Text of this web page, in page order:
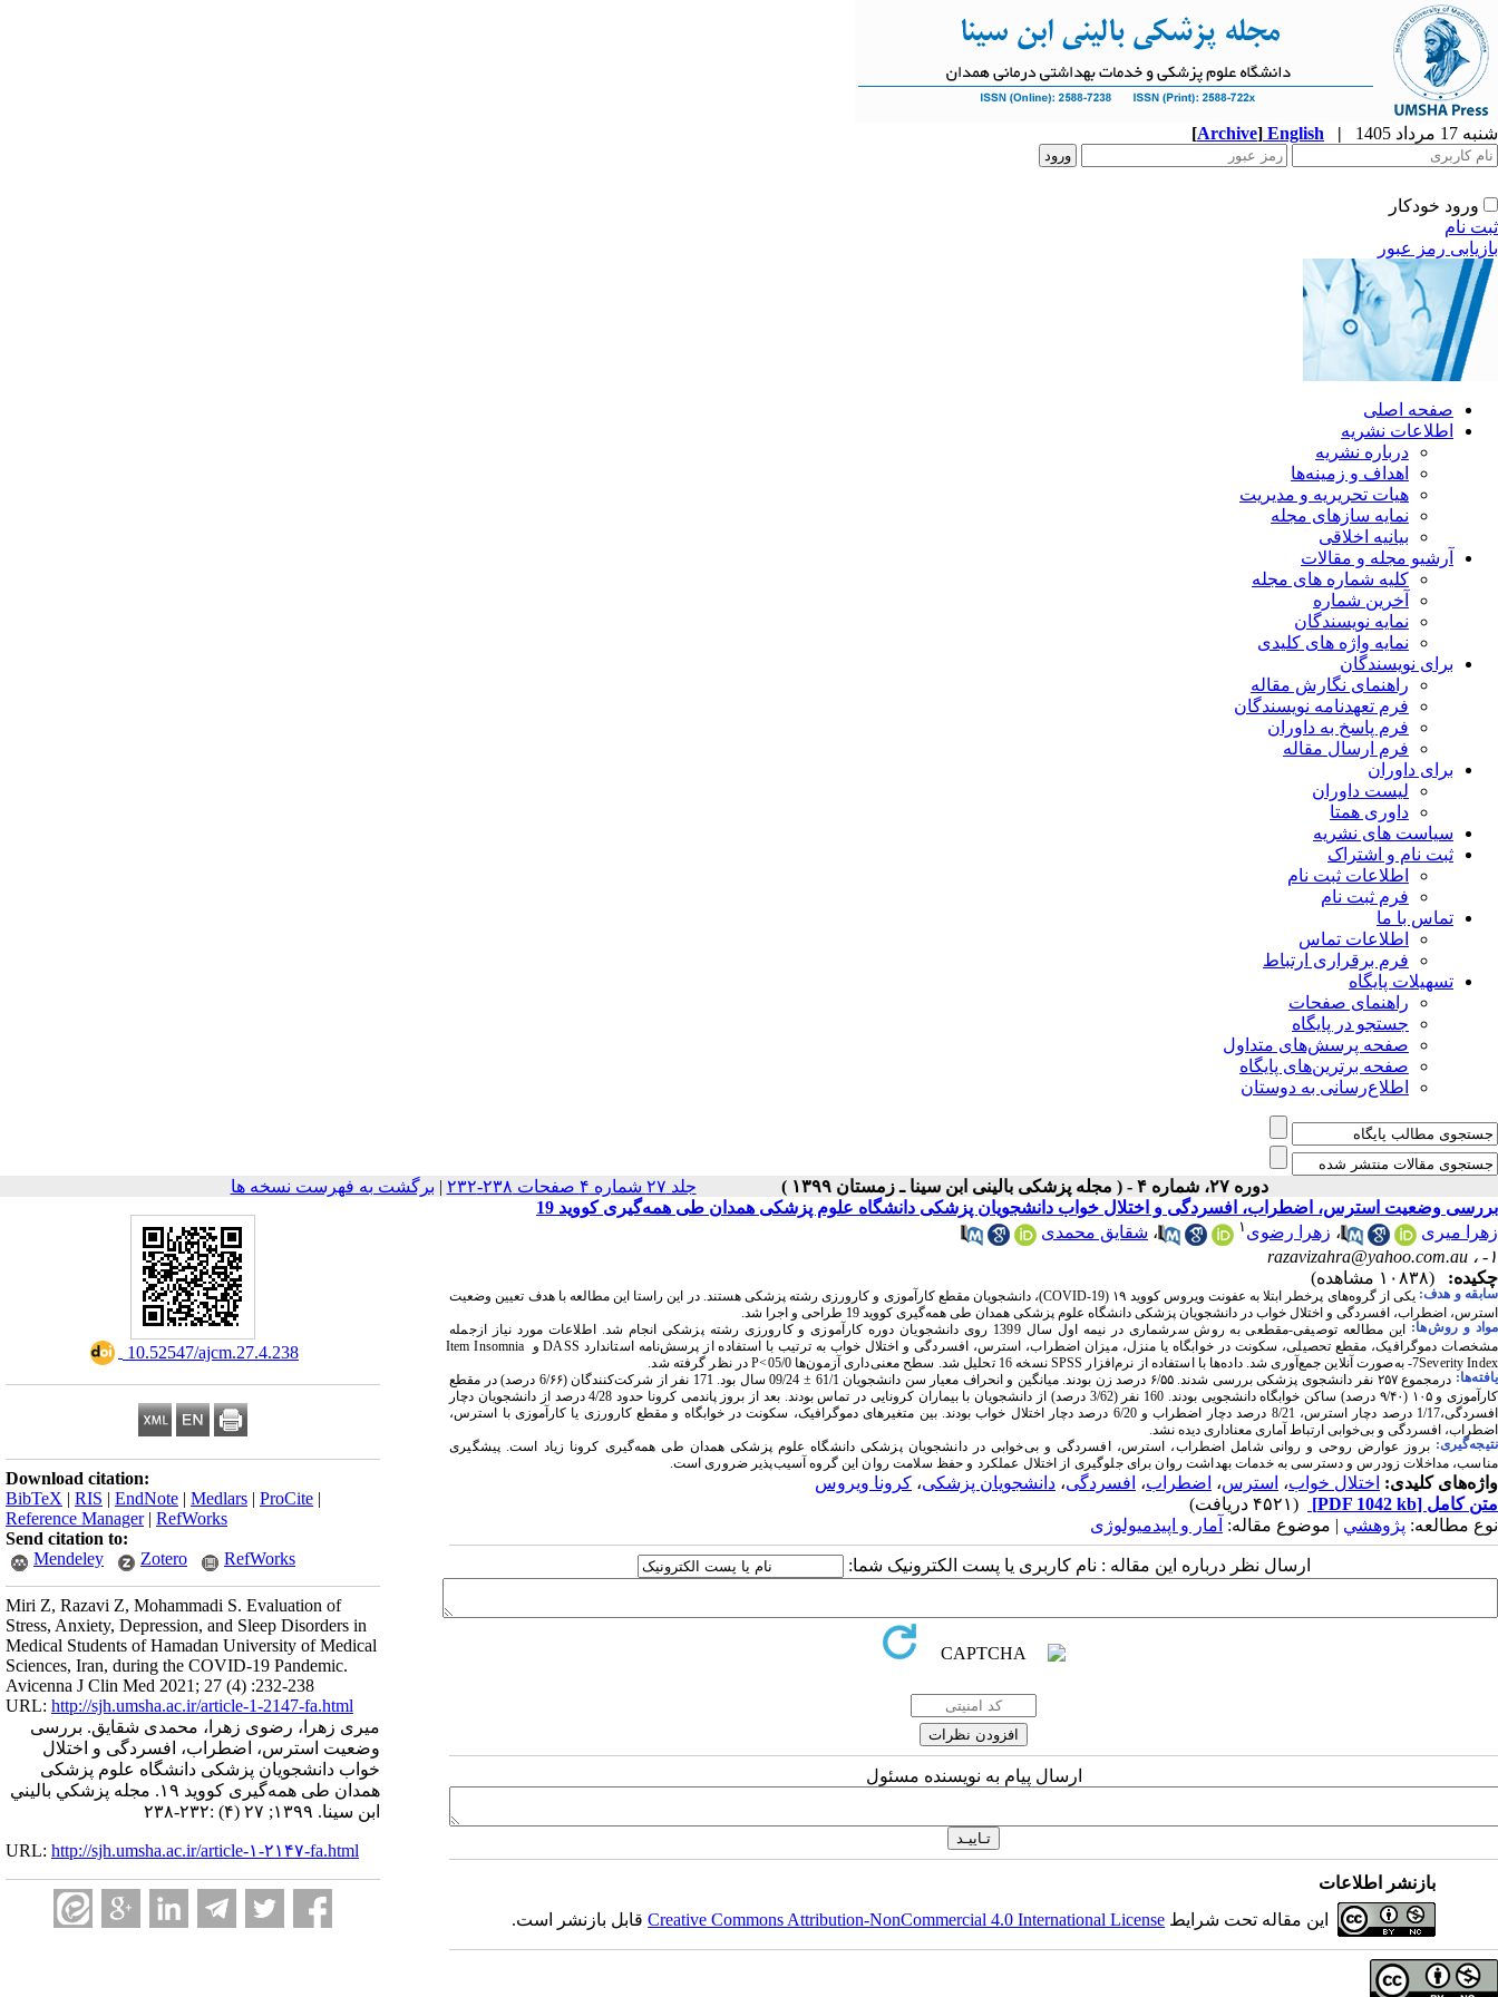
شنبه 17 مرداد 1405 |
English
[Archive]
ورود خودکار
ثبت نام
بازیابی رمز عبور
صفحه اصلی
اطلاعات نشریه
درباره نشریه
اهداف و زمینه‌ها
هیات تحریریه و مدیریت
نمایه سازهای مجله
بیانیه اخلاقی
آرشیو مجله و مقالات
کلیه شماره های مجله
آخرین شماره
نمایه نویسندگان
نمایه واژه های کلیدی
برای نویسندگان
راهنمای نگارش مقاله
فرم تعهدنامه نویسندگان
فرم پاسخ به داوران
فرم ارسال مقاله
برای داوران
لیست داوران
داوری همتا
سیاست های نشریه
ثبت نام و اشتراک
اطلاعات ثبت نام
فرم ثبت نام
تماس با ما
اطلاعات تماس
فرم برقراری ارتباط
تسهیلات پایگاه
راهنمای صفحات
جستجو در پایگاه
صفحه پرسش‌های متداول
صفحه برترین‌های پایگاه
اطلاع‌رسانی به دوستان
دوره ۲۷، شماره ۴ - ( مجله پزشکی بالینی ابن سینا ـ زمستان ۱۳۹۹ ) جلد ۲۷ شماره ۴ صفحات ۲۳۸-۲۳۲ | برگشت به فهرست نسخه ها
‎ 10.52547/ajcm.27.4.238
Download citation:
BibTeX | RIS | EndNote | Medlars | ProCite |
Reference Manager| RefWorks
Send citation to:
Mendeley
Zotero RefWorks
Miri Z, Razavi Z, Mohammadi S. Evaluation of
Stress, Anxiety, Depression, and Sleep Disorders in
Medical Students of Hamadan University of Medical
Sciences, Iran, during the COVID-19 Pandemic.
Avicenna J Clin Med 2021; 27 (4) :232-238
URL: http://sjh.umsha.ac.ir/article-1-2147-fa.html
میری زهرا، رضوی زهرا، محمدی شقایق. بررسی
وضعیت استرس، اضطراب، افسردگی و اختلال
خواب دانشجویان پزشکی دانشگاه علوم پزشکی
همدان طی همه‌گیری کووید ۱۹. مجله پزشكي باليني
ابن سينا. ۱۳۹۹; ۲۷ (۴) :۲۳۲-۲۳۸
URL: http://sjh.umsha.ac.ir/article-۱-۲۱۴۷-fa.html
بررسی وضعیت استرس، اضطراب، افسردگی و اختلال خواب دانشجویان پزشکی دانشگاه علوم پزشکی همدان طی همه‌گیری کووید 19
زهرا میری
، زهرا رضوی ۱ ، شقایق محمدی
۱- ،
razavizahra@yahoo.com.au
چکیده:
(۱۰۸۳۸ مشاهده)
سابقه و هدف: یکی از گروه‌های پرخطر ابتلا به عفونت ویروس کووید ۱۹ ( COVID-19)، دانشجویان مقطع کارآموزی و کارورزی رشته پزشکی هستند. در این راستا این مطالعه با هدف تعیین وضعیت
استرس، اضطراب، افسردگی و اختلال خواب در دانشجویان پزشکی دانشگاه علوم پزشکی همدان طی همه‌گیری کووید 19 طراحی و اجرا شد.
مواد و روش‌‌ها:
این مطالعه توصیفی-مقطعی به روش سرشماری در نیمه اول سال 1399 روی دانشجویان دوره کارآموزی و کارورزی رشته پزشکی انجام شد . اطلاعات مورد نیاز ازجمله
مشخصات دموگرافیک، مقطع تحصیلی، سکونت در خوابگاه یا منزل، میزان اضطراب، استرس، افسردگی و اختلال خواب به ترتیب با استفاده از پرسش‌نامه استاندارد DASS و
Item Insomnia
Severity Index
-7 به‌صورت آنلاین جمع‌آوری شد . داده‌ها با استفاده از نرم‌افزار SPSS نسخه 16 تحلیل شد سطح معنی‌داری آزمون‌ها 05/0
>
P د ر نظر گرفته شد
یافته‌ها:
اضطراب، افسردگی و بی‌خوابی ارتباط آماری معناداری دیده نشد.
نتیجه‌گیری: بروز عوارض روحی و روانی شامل اضطراب، استرس، افسردگی و بی‌خوابی در دانشجویان پزشکی دانشگاه علوم پزشکی همدان طی همه‌گیری کرونا زیاد است. پیشگیری
مناسب، مداخلات زودرس و دسترسی به خدمات بهداشت روان برای جلوگیری از اختلال عملکرد و حفظ سلامت روان این گروه آسیب‌پذیر ضروری است.
واژه‌های کلیدی: اختلال خواب، استرس، اضطراب، افسردگی، دانشجویان پزشکی، کرونا ویروس
متن کامل [PDF 1042 kb]
(۴۵۲۱ دریافت)
نوع مطالعه: پژوهشي | موضوع مقاله: آمار و اپیدمیولوژی
ارسال نظر درباره این مقاله : نام کاربری یا پست الکترونیک شما:
ارسال پیام به نویسنده مسئول
بازنشر اطلاعات
این مقاله تحت شرایط Creative Commons Attribution-NonCommercial 4.0 International Licenseقابل بازنشر است.